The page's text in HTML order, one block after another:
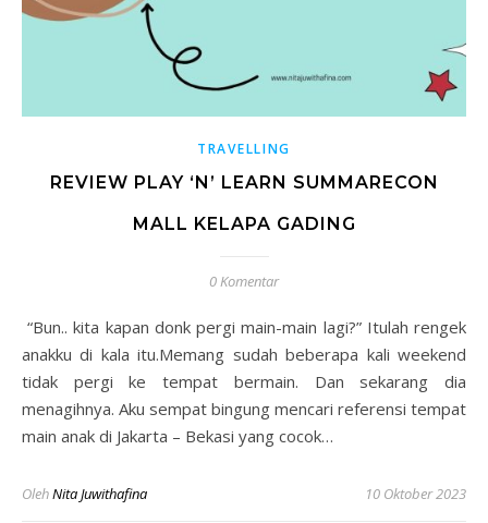
TRAVELLING
REVIEW PLAY ‘N’ LEARN SUMMARECON
MALL KELAPA GADING
0 Komentar
“Bun.. kita kapan donk pergi main-main lagi?” Itulah rengek
anakku di kala itu.Memang sudah beberapa kali weekend
tidak pergi ke tempat bermain. Dan sekarang dia
menagihnya. Aku sempat bingung mencari referensi tempat
main anak di Jakarta – Bekasi yang cocok…
OlehNita Juwithafina 10 Oktober 2023